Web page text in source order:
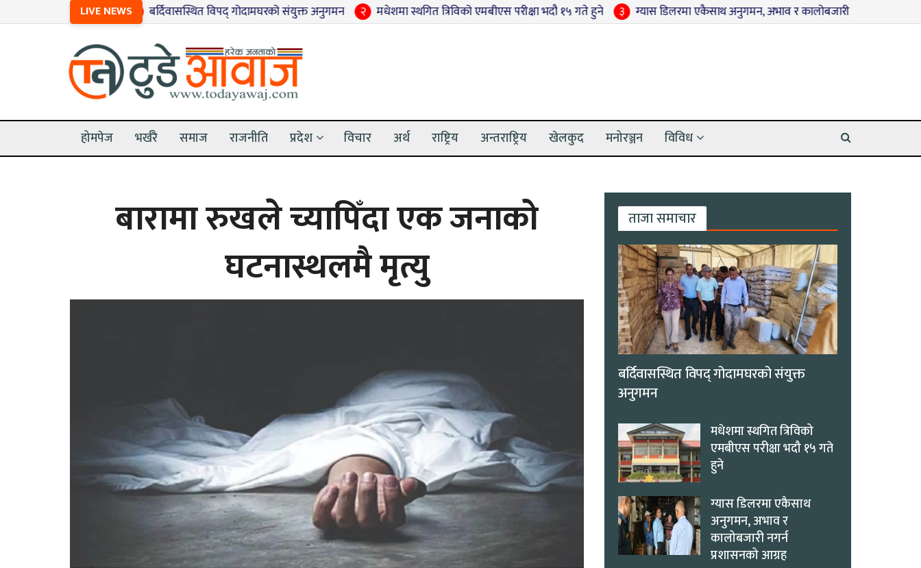
LIVE NEWS
१ बर्दिवासस्थित विपद् गोदामघरको संयुक्त अनुगमन २ मधेशमा स्थगित त्रिविको एमबीएस परीक्षा भदौ १५ गते हुने ३ ग्यास डिलरमा एकैसाथ अनुगमन, अभाव र कालोबजारी नगर्न प्रशासनको आग्रह
होमपेज भर्खरै समाज राजनीति प्रदेश विचार अर्थ राष्ट्रिय अन्तराष्ट्रिय खेलकुद मनोरञ्जन विविध
बारामा रुखले च्यापिँदा एक जनाको
घटनास्थलमै मृत्यु
ताजा समाचार
बर्दिवासस्थित विपद् गोदामघरको संयुक्त
अनुगमन
मधेशमा स्थगित त्रिविको
एमबीएस परीक्षा भदौ १५ गते
हुने
ग्यास डिलरमा एकैसाथ
अनुगमन, अभाव र
कालोबजारी नगर्न
प्रशासनको आग्रह